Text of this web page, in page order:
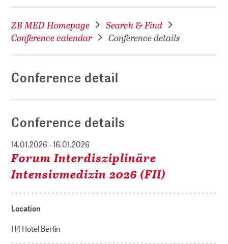
ZB MED Homepage
Search & Find
Conference calendar
Conference details
Conference detail
Conference details
14.01.2026 - 16.01.2026
Forum Interdisziplinäre
Intensivmedizin 2026 (FII)
Location
H4 Hotel Berlin